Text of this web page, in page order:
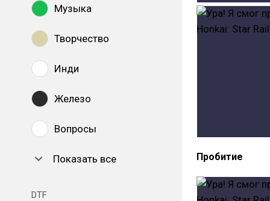
Музыка
Творчество
Инди
Железо
Вопросы
Показать все
DTF
Пробитие